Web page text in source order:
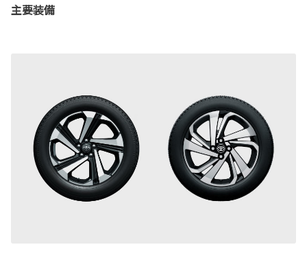
主要装備